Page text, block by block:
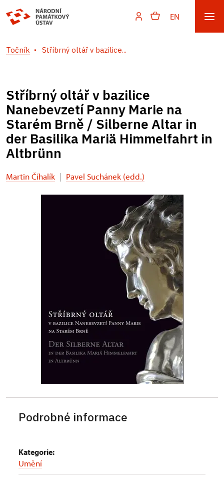
EN
Točník Stříbrný oltář v bazilice...
Stříbrný oltář v bazilice
Nanebevzetí Panny Marie na
Starém Brně / Silberne Altar in
der Basilika Mariä Himmelfahrt in
Altbrünn
Martin Číhalík | Pavel Suchánek (edd.)
Podrobné informace
Kategorie:
Umění